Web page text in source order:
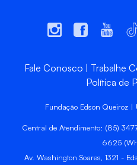
Fale Conosco Trabalhe
Política de
Fundação Edson Queiroz |
Central de Atendimento: (85)
6625
Av. Washington Soares, 1321 -